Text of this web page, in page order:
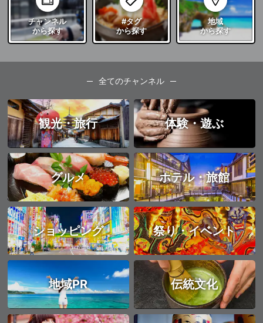
チャンネル
から探す
#タグ
から探す
地域
から探す
全てのチャンネル
観光・旅行 体験・遊ぶ
グルメ ホテル・旅館
ショッピング 祭り・イベント
地域PR 伝統文化